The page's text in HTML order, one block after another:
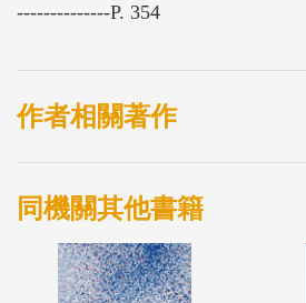
--------------P. 354
作者相關著作
同機關其他書籍